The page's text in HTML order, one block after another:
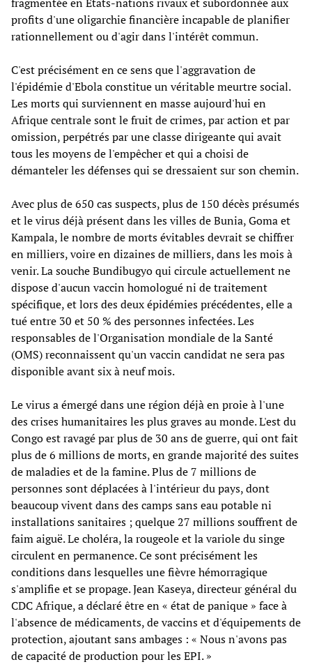
profits d'une oligarchie financière incapable de planifier
rationnellement ou d'agir dans l'intérêt commun.
C'est précisément en ce sens que l'aggravation de
l'épidémie d'Ebola constitue un véritable meurtre social.
Les morts qui surviennent en masse aujourd'hui en
Afrique centrale sont le fruit de crimes, par action et par
omission, perpétrés par une classe dirigeante qui avait
tous les moyens de l'empêcher et qui a choisi de
démanteler les défenses qui se dressaient sur son chemin.
Avec plus de 650 cas suspects, plus de 150 décès présumés
et le virus déjà présent dans les villes de Bunia, Goma et
Kampala, le nombre de morts évitables devrait se chiffrer
en milliers, voire en dizaines de milliers, dans les mois à
venir. La souche Bundibugyo qui circule actuellement ne
dispose d'aucun vaccin homologué ni de traitement
spécifique, et lors des deux épidémies précédentes, elle a
tué entre 30 et 50 % des personnes infectées. Les
responsables de l'Organisation mondiale de la Santé
(OMS) reconnaissent qu'un vaccin candidat ne sera pas
disponible avant six à neuf mois.
Le virus a émergé dans une région déjà en proie à l'une
des crises humanitaires les plus graves au monde. L'est du
Congo est ravagé par plus de 30 ans de guerre, qui ont fait
plus de 6 millions de morts, en grande majorité des suites
de maladies et de la famine. Plus de 7 millions de
personnes sont déplacées à l'intérieur du pays, dont
beaucoup vivent dans des camps sans eau potable ni
installations sanitaires ; quelque 27 millions souffrent de
faim aiguë. Le choléra, la rougeole et la variole du singe
circulent en permanence. Ce sont précisément les
conditions dans lesquelles une fièvre hémorragique
s'amplifie et se propage. Jean Kaseya, directeur général du
CDC Afrique, a déclaré être en « état de panique » face à
l'absence de médicaments, de vaccins et d'équipements de
protection, ajoutant sans ambages : « Nous n'avons pas
de capacité de production pour les EPI. »